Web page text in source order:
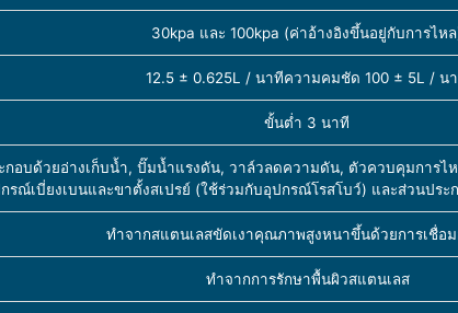
30kpa และ 100kpa (ค่าอ้างอิงขึ้นอยู่กับการไห
12.5 ± 0.625L / นาทีความคมชัด 100 ± 5L / น
ขั้นต่ำ 3 นาที
กอบด้วยอ่างเก็บน้ำ, ปั๊มน้ำแรงดัน, วาล์วลดความดัน, ตัวควบคุมการไ
รณ์เบี่ยงเบนและขาตั้งสเปรย์ (ใช้ร่วมกับอุปกรณ์โรสโบว์) และส่วนปร
ทำจากสแตนเลสขัดเงาคุณภาพสูงหนาขึ้นด้วยการเชื่อ
ทำจากการรักษาพื้นผิวสแตนเลส